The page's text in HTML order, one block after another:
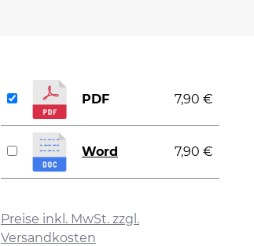
Preise inkl. MwSt. zzgl.
Versandkosten
PDF 7,90 €
Word 7,90 €